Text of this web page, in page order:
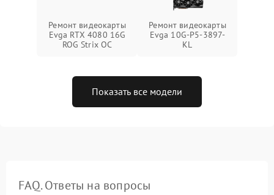
Ремонт видеокарты
Evga RTX 4080 16G
ROG Strix OC
Ремонт видеокарты
Evga 10G-P5-3897-
KL
Показать все модели
FAQ. Ответы на вопросы